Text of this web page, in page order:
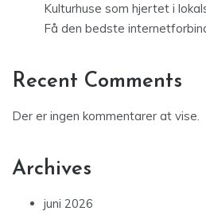
Kulturhuse som hjertet i
Få den bedste
Recent Comments
Der er ingen kommentarer at vise.
Archives
juni 2026